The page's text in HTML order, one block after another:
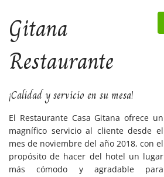
Gitana
Restaurante
¡Calidad y servicio en su mesa!
El Restaurante Casa Gitana ofrece un
magnífico servicio al cliente desde el
mes de noviembre del año 2018, con el
propósito de hacer del hotel un lugar
más cómodo y agradable para